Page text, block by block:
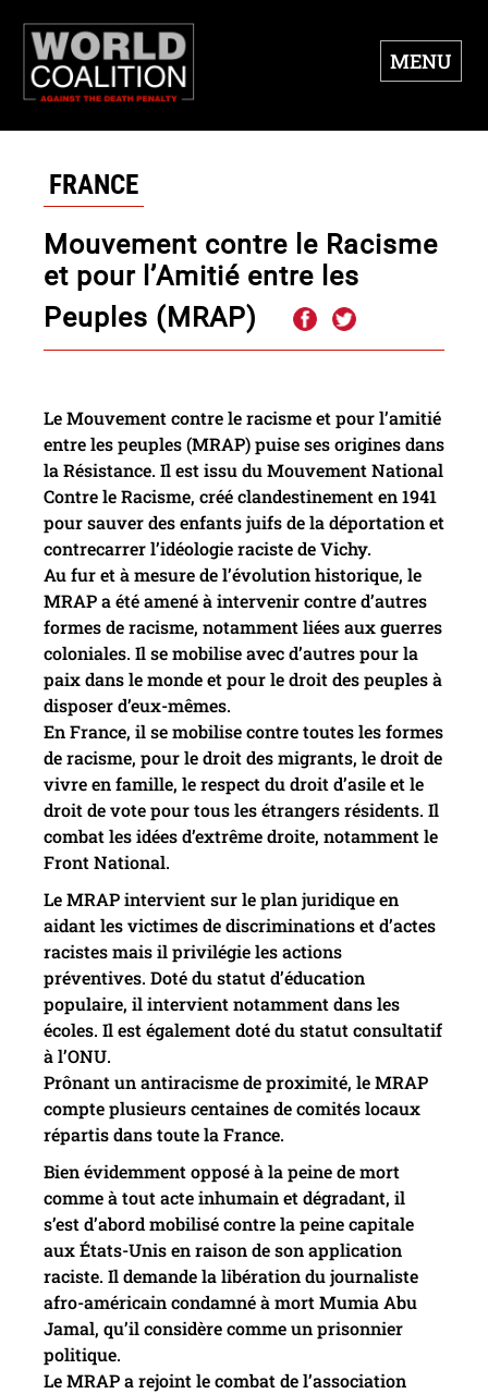
MENU
FRANCE
Mouvement contre le Racisme
et pour l’Amitié entre les
Peuples (MRAP)
Le Mouvement contre le racisme et pour l’amitié
entre les peuples (MRAP) puise ses origines dans
la Résistance. Il est issu du Mouvement National
Contre le Racisme, créé clandestinement en 1941
pour sauver des enfants juifs de la déportation et
contrecarrer l’idéologie raciste de Vichy.
Au fur et à mesure de l’évolution historique, le
MRAP a été amené à intervenir contre d’autres
formes de racisme, notamment liées aux guerres
coloniales. Il se mobilise avec d’autres pour la
paix dans le monde et pour le droit des peuples à
disposer d’eux-mêmes.
En France, il se mobilise contre toutes les formes
de racisme, pour le droit des migrants, le droit de
vivre en famille, le respect du droit d’asile et le
droit de vote pour tous les étrangers résidents. Il
combat les idées d’extrême droite, notamment le
Front National.
Le MRAP intervient sur le plan juridique en
aidant les victimes de discriminations et d’actes
racistes mais il privilégie les actions
préventives. Doté du statut d’éducation
populaire, il intervient notamment dans les
écoles. Il est également doté du statut consultatif
à l’ONU.
Prônant un antiracisme de proximité, le MRAP
compte plusieurs centaines de comités locaux
répartis dans toute la France.
Bien évidemment opposé à la peine de mort
comme à tout acte inhumain et dégradant, il
s’est d’abord mobilisé contre la peine capitale
aux États-Unis en raison de son application
raciste. Il demande la libération du journaliste
afro-américain condamné à mort Mumia Abu
Jamal, qu’il considère comme un prisonnier
politique.
Le MRAP a rejoint le combat de l’association